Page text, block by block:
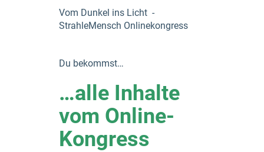
Vom Dunkel ins Licht -
StrahleMensch Onlinekongress
Du bekommst…
…alle Inhalte
vom Online-
Kongress